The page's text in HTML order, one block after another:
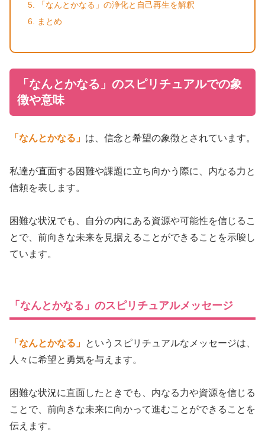
「なんとかなる」の浄化と自己再生を解釈
まとめ
「なんとかなる」のスピリチュアルでの象
徴や意味
「なんとかなる」 は、信念と希望の象徴とされています。
私達が直面する困難や課題に立ち向かう際に、内なる力と
信頼を表します。
困難な状況でも、自分の内にある資源や可能性を信じるこ
とで、前向きな未来を見据えることができることを示唆し
ています。
「なんとかなる」のスピリチュアルメッセージ
「なんとかなる」 というスピリチュアルなメッセージは、
人々に希望と勇気を与えます。
困難な状況に直面したときでも、内なる力や資源を信じる
ことで、前向きな未来に向かって進むことができることを
伝えます。